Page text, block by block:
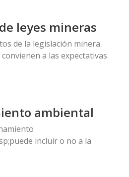
leyes mineras
de la legislación minera
a las expectativas
ambiental
incluir o no a la